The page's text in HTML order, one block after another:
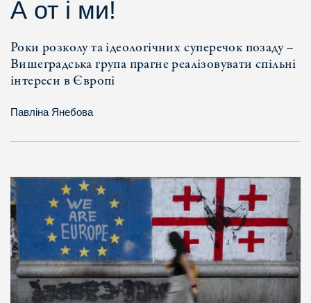
А от і ми!
Роки розколу та ідеологічних суперечок позаду –
Вишеградська група прагне реалізовувати спільні
інтереси в Європі
Павліна Янебова